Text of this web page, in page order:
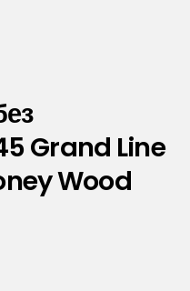
Grand Line
Wood